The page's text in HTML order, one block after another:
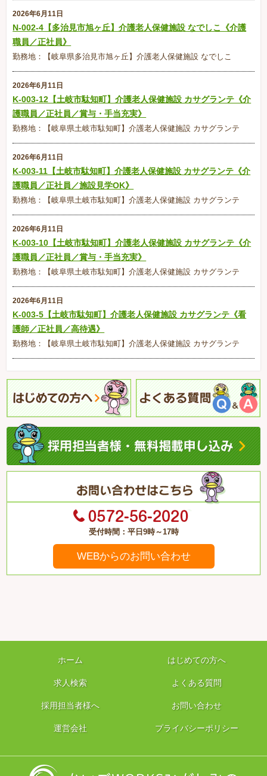
2026年6月11日
N-002-4【多治見市旭ヶ丘】介護老人保健施設 なでしこ《介護
職員／正社員》
勤務地：【岐阜県多治見市旭ヶ丘】介護老人保健施設 なでしこ
2026年6月11日
K-003-12【土岐市駄知町】介護老人保健施設 カサグランテ《介
護職員／正社員／賞与・手当充実》
勤務地：【岐阜県土岐市駄知町】介護老人保健施設 カサグランテ
2026年6月11日
K-003-11【土岐市駄知町】介護老人保健施設 カサグランテ《介
護職員／正社員／施設見学OK》
勤務地：【岐阜県土岐市駄知町】介護老人保健施設 カサグランテ
2026年6月11日
K-003-10【土岐市駄知町】介護老人保健施設 カサグランテ《介
護職員／正社員／賞与・手当充実》
勤務地：【岐阜県土岐市駄知町】介護老人保健施設 カサグランテ
2026年6月11日
K-003-5【土岐市駄知町】介護老人保健施設 カサグランテ《看
護師／正社員／高待遇》
勤務地：【岐阜県土岐市駄知町】介護老人保健施設 カサグランテ
受付時間：平日9時～17時
WEBからのお問い合わせ
ホーム はじめての方へ
求人検索 よくある質問
採用担当者様へ お問い合わせ
運営会社 プライバシーポリシー